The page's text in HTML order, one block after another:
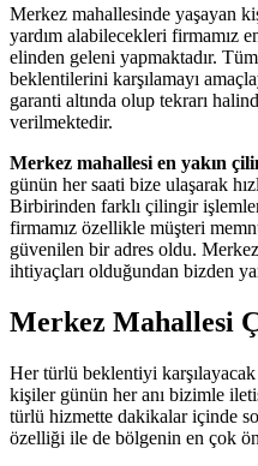
Merkez mahallesinde yaşayan
yardım alabilecekleri firmamız
elinden geleni yapmaktadır.
beklentilerini karşılamayı
garanti altında olup tekrarı
verilmektedir.
Merkez mahallesi en yakın
günün her saati bize ulaşarak
Birbirinden farklı çilingir
firmamız özellikle müşteri
güvenilen bir adres oldu.
ihtiyaçları olduğundan bizden
Merkez Mahallesi
Her türlü beklentiyi
kişiler günün her anı bizimle
türlü hizmette dakikalar içinde
özelliği ile de bölgenin en çok